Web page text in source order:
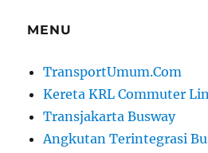
MENU
TransportUmum.Com
Kereta KRL Commuter
Transjakarta Busway
Angkutan Terintegrasi